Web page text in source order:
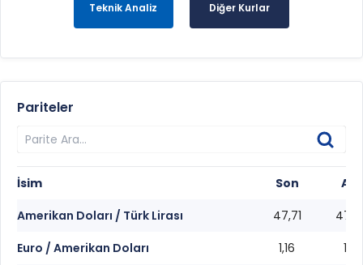
Teknik Analiz Diğer Kurlar
Pariteler
İsim Son
Alış
Amerikan Doları / Türk Lirası
47,71
Euro / Amerikan Doları
1,16
1,16